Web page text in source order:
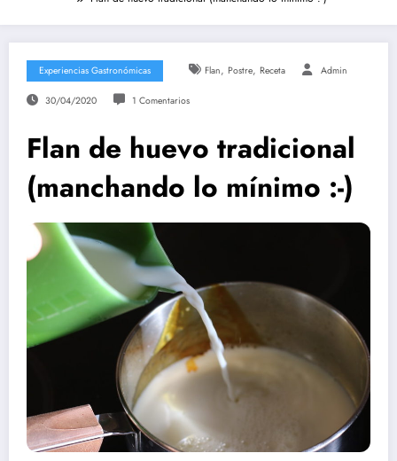
Experiencias Gastronómicas Flan, Postre, Receta Admin
30/04/2020 1 Comentarios
Flan de huevo tradicional
(manchando lo mínimo :-)